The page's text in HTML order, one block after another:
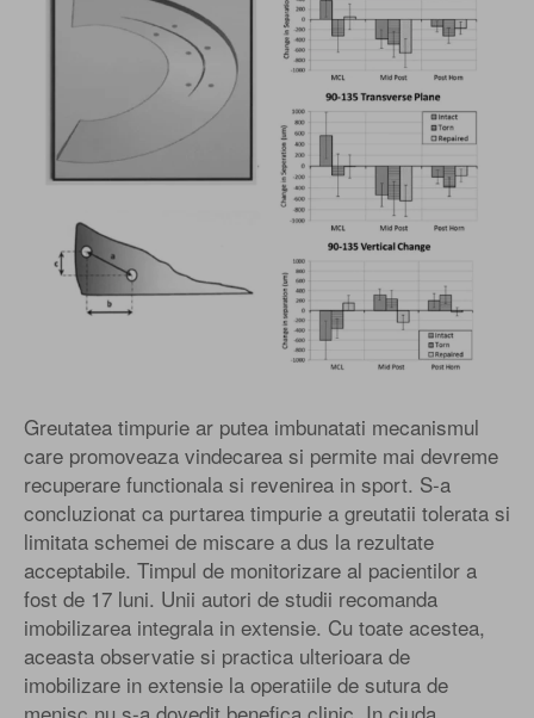
Greutatea timpurie ar putea imbunatati mecanismul
care promoveaza vindecarea si permite mai devreme
recuperare functionala si revenirea in sport. S-a
concluzionat ca purtarea timpurie a greutatii tolerata si
limitata schemei de miscare a dus la rezultate
acceptabile. Timpul de monitorizare al pacientilor a
fost de 17 luni. Unii autori de studii recomanda
imobilizarea integrala in extensie. Cu toate acestea,
aceasta observatie si practica ulterioara de
imobilizare in extensie la operatiile de sutura de
menisc nu s-a dovedit benefica clinic. In ciuda